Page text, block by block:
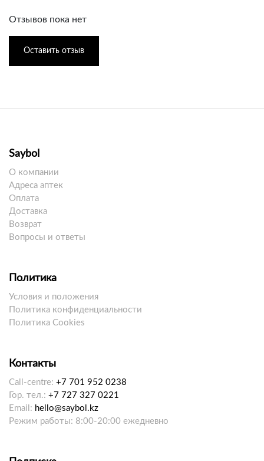
Отзывов пока нет
Оставить отзыв
Saybol
О компании
Адреса аптек
Оплата
Доставка
Возврат
Вопросы и ответы
Политика
Условия и положения
Политика конфиденциальности
Политика Cookies
Контакты
Call-centre: +7 701 952 0238
Гор. тел.: +7 727 327 0221
Email: hello@saybol.kz
Режим работы: 8:00-20:00 ежедневно